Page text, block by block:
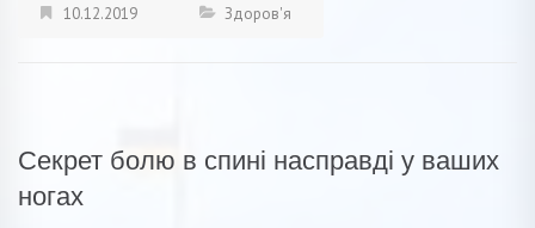
10.12.2019 Здоров'я
Секрет болю в спині насправді у ваших
ногах